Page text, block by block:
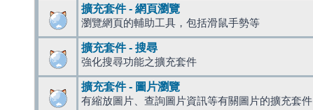
擴充套件 - 網頁瀏覽
瀏覽網頁的輔助工具，包括滑鼠手勢等
擴充套件 - 搜尋
強化搜尋功能之擴充套件
擴充套件 - 圖片瀏覽
有縮放圖片、查詢圖片資訊等有關圖片的擴充套件